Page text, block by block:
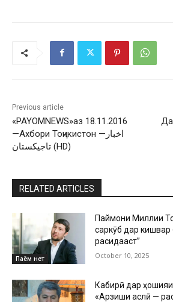
Previous article
«PAYOMNEWS»аз 18.11.2016
—Ахбори Тоҷикистон —اخبار
تاجيكستان (HD)
RELATED ARTICLES
Паём нет
Паймони Миллии
саркӯб дар кишвар
расидааст”
October 10, 2025
Кабирӣ дар
«Арзиши аслӣ —